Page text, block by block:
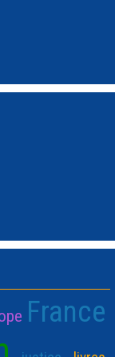
France